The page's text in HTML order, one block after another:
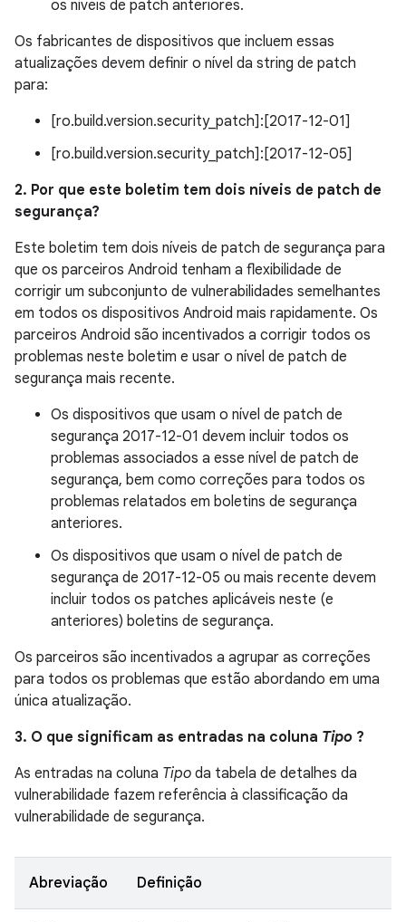
os níveis de patch anteriores.
Os fabricantes de dispositivos que incluem essas
atualizações devem definir o nível da string de patch
para:
[ro.build.version.security_patch]:[2017-12-01]
[ro.build.version.security_patch]:[2017-12-05]
2. Por que este boletim tem dois níveis de patch de
segurança?
Este boletim tem dois níveis de patch de segurança para
que os parceiros Android tenham a flexibilidade de
corrigir um subconjunto de vulnerabilidades semelhantes
em todos os dispositivos Android mais rapidamente. Os
parceiros Android são incentivados a corrigir todos os
problemas neste boletim e usar o nível de patch de
segurança mais recente.
Os dispositivos que usam o nível de patch de
segurança 2017-12-01 devem incluir todos os
problemas associados a esse nível de patch de
segurança, bem como correções para todos os
problemas relatados em boletins de segurança
anteriores.
Os dispositivos que usam o nível de patch de
segurança de 2017-12-05 ou mais recente devem
incluir todos os patches aplicáveis ​​neste (e
anteriores) boletins de segurança.
Os parceiros são incentivados a agrupar as correções
para todos os problemas que estão abordando em uma
única atualização.
3. O que significam as entradas na coluna Tipo ?
As entradas na coluna Tipo da tabela de detalhes da
vulnerabilidade fazem referência à classificação da
vulnerabilidade de segurança.
Abreviação Definição